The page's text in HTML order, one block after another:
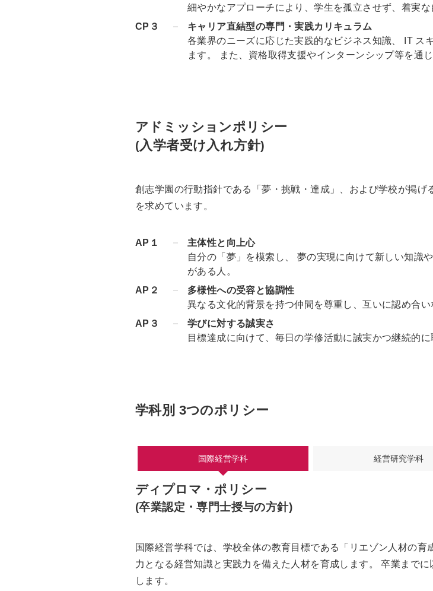
細やかなアプローチにより、学生を孤立させず、着実な
CP３
キャリア直結型の専門・実践カリキュラム
各業界のニーズに応じた実践的なビジネス知識、 IT ス
ます。 また、資格取得支援やインターンシップ等を通
アドミッションポリシー
(入学者受け入れ方針)
創志学園の行動指針である「夢・挑戦・達成」、および学校が掲
を求めています。
AP１
主体性と向上心
自分の「夢」を模索し、 夢の実現に向けて新しい知識
がある人。
AP２
多様性への受容と協調性
異なる文化的背景を持つ仲間を尊重し、互いに認め合
AP３
学びに対する誠実さ
目標達成に向けて、毎日の学修活動に誠実かつ継続的に
学科別 3つのポリシー
国際経営学科 経営研究学科
ディプロマ・ポリシー
(卒業認定・専門士授与の方針)
国際経営学科では、学校全体の教育目標である「リエゾン人材の
力となる経営知識と実践力を備えた人材を育成します。 卒業まで
します。